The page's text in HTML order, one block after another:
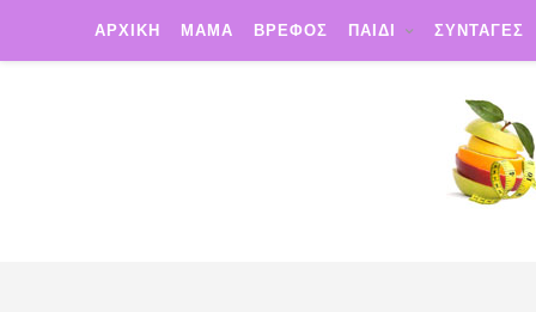
ΑΡΧΙΚΗ ΜΑΜΑ ΒΡΕΦΟΣ ΠΑΙΔΙ ΣΥΝΤΑΓΕΣ